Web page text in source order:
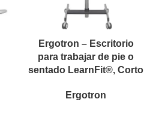
Ergotron – Escritorio
para trabajar de pie o
sentado LearnFit®, Corto
Ergotron